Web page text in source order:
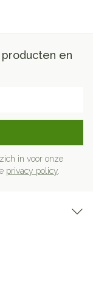
en
in voor onze
privacy policy